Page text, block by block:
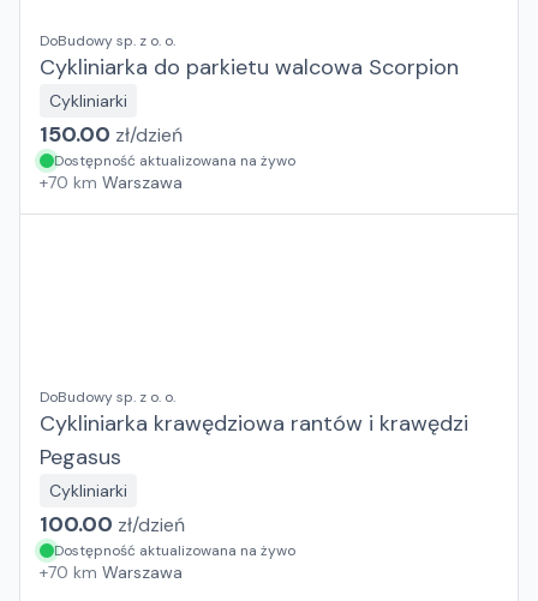
DoBudowy sp. z o. o.
Cykliniarka do parkietu walcowa Scorpion
Cykliniarki
150.00 zł/dzień
Dostępność aktualizowana na żywo
+70 km Warszawa
DoBudowy sp. z o. o.
Cykliniarka krawędziowa rantów i krawędzi
Pegasus
Cykliniarki
100.00 zł/dzień
Dostępność aktualizowana na żywo
+70 km Warszawa